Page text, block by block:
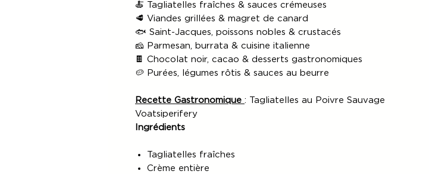
🍝 Tagliatelles fraîches & sauces crémeuses
🥩 Viandes grillées & magret de canard
🐟 Saint-Jacques, poissons nobles & crustacés
🧀 Parmesan, burrata & cuisine italienne
🍫 Chocolat noir, cacao & desserts gastronomiques
🥔 Purées, légumes rôtis & sauces au beurre
Recette Gastronomique : Tagliatelles au Poivre Sauvage
Voatsiperifery
Ingrédients
Tagliatelles fraîches
Crème entière